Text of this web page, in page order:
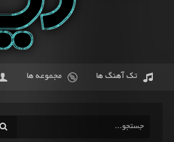
تک آهنگ ها مجموعه ها